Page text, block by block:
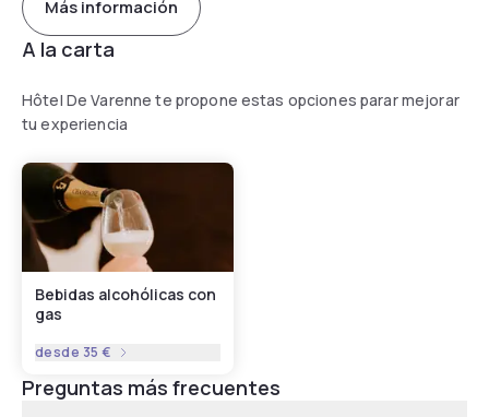
Más información
A la carta
Hôtel De Varenne te propone estas opciones parar mejorar
tu experiencia
Bebidas alcohólicas con
gas
desde 35 €
Preguntas más frecuentes